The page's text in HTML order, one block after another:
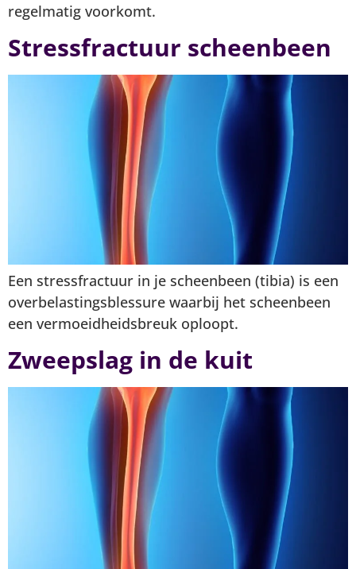
regelmatig voorkomt.
Stressfractuur scheenbeen
Een stressfractuur in je scheenbeen (tibia) is een
overbelastingsblessure waarbij het scheenbeen
een vermoeidheidsbreuk oploopt.
Zweepslag in de kuit